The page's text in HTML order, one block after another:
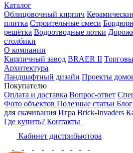
Каталог
Облицовочный кирпич
плитка Строительные смеси
решётка Водоотводные лотки
столбики
О компании
Кирпичный завод BRAER II
Архитектура
Ландшафтный дизайн Проекты
Покупателю
Оплата и доставка Вопрос-ответ
Фото объектов Полезные статьи
для скачивания Игра Brick-Invaders
Где купить? Контакты
Кабинет дистрибьютора